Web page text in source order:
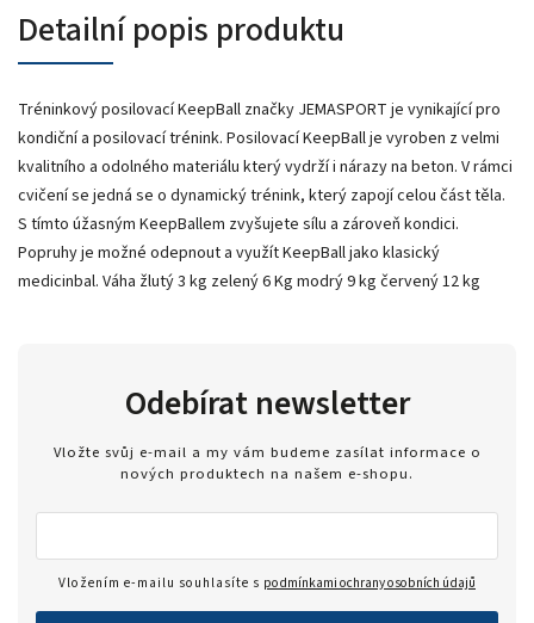
Detailní popis produktu
Tréninkový posilovací KeepBall značky JEMASPORT je vynikající pro
kondiční a posilovací trénink. Posilovací KeepBall je vyroben z velmi
kvalitního a odolného materiálu který vydrží i nárazy na beton. V rámci
cvičení se jedná se o dynamický trénink, který zapojí celou část těla.
S tímto úžasným KeepBallem zvyšujete sílu a zároveň kondici.
Popruhy je možné odepnout a využít KeepBall jako klasický
medicinbal. Váha žlutý 3 kg zelený 6 Kg modrý 9 kg červený 12 kg
Odebírat newsletter
Vložte svůj e-mail a my vám budeme zasílat informace o
nových produktech na našem e-shopu.
Vložením e-mailu souhlasíte s podmínkami ochrany osobních údajů